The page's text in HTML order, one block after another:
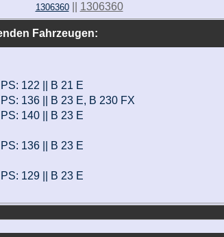
1306360|| 1306360
Fahrzeugen:
122 || B 21 E
136 || B 23 E, B 230 FX
140 || B 23 E
136 || B 23 E
129 || B 23 E